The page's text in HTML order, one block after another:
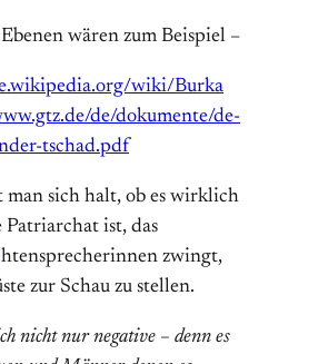
wären zum Beispiel –
wiki/Burka
de/dokumente/de-
tschad.pdf
man sich halt, ob es wirklich
Patriarchat ist, das
zwingt,
zur Schau zu stellen.
nicht nur negative – denn es